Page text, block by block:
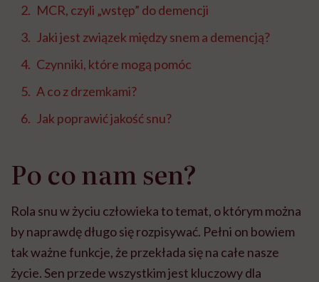
MCR, czyli „wstęp” do demencji
Jaki jest związek między snem a demencją?
Czynniki, które mogą pomóc
A co z drzemkami?
Jak poprawić jakość snu?
Po co nam sen?
Rola snu w życiu człowieka to temat, o którym można
by naprawdę długo się rozpisywać. Pełni on bowiem
tak ważne funkcje, że przekłada się na całe nasze
życie. Sen przede wszystkim jest kluczowy dla